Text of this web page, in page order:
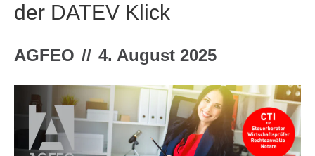
der DATEV Klick
AGFEO // 4. August 2025